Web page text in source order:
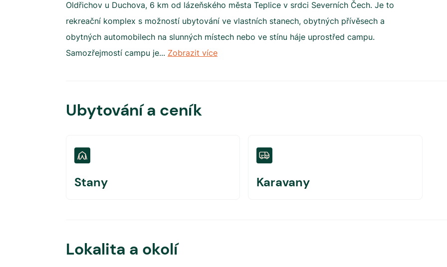
Oldřichov u Duchova, 6 km od lázeňského města Teplice v srdci Severních Čech. Je to
rekreační komplex s možností ubytování ve vlastních stanech, obytných přívěsech a
obytných automobilech na slunných místech nebo ve stínu háje uprostřed campu.
Samozřejmostí campu je... Zobrazit více
Ubytování a ceník
Stany Karavany
Lokalita a okolí